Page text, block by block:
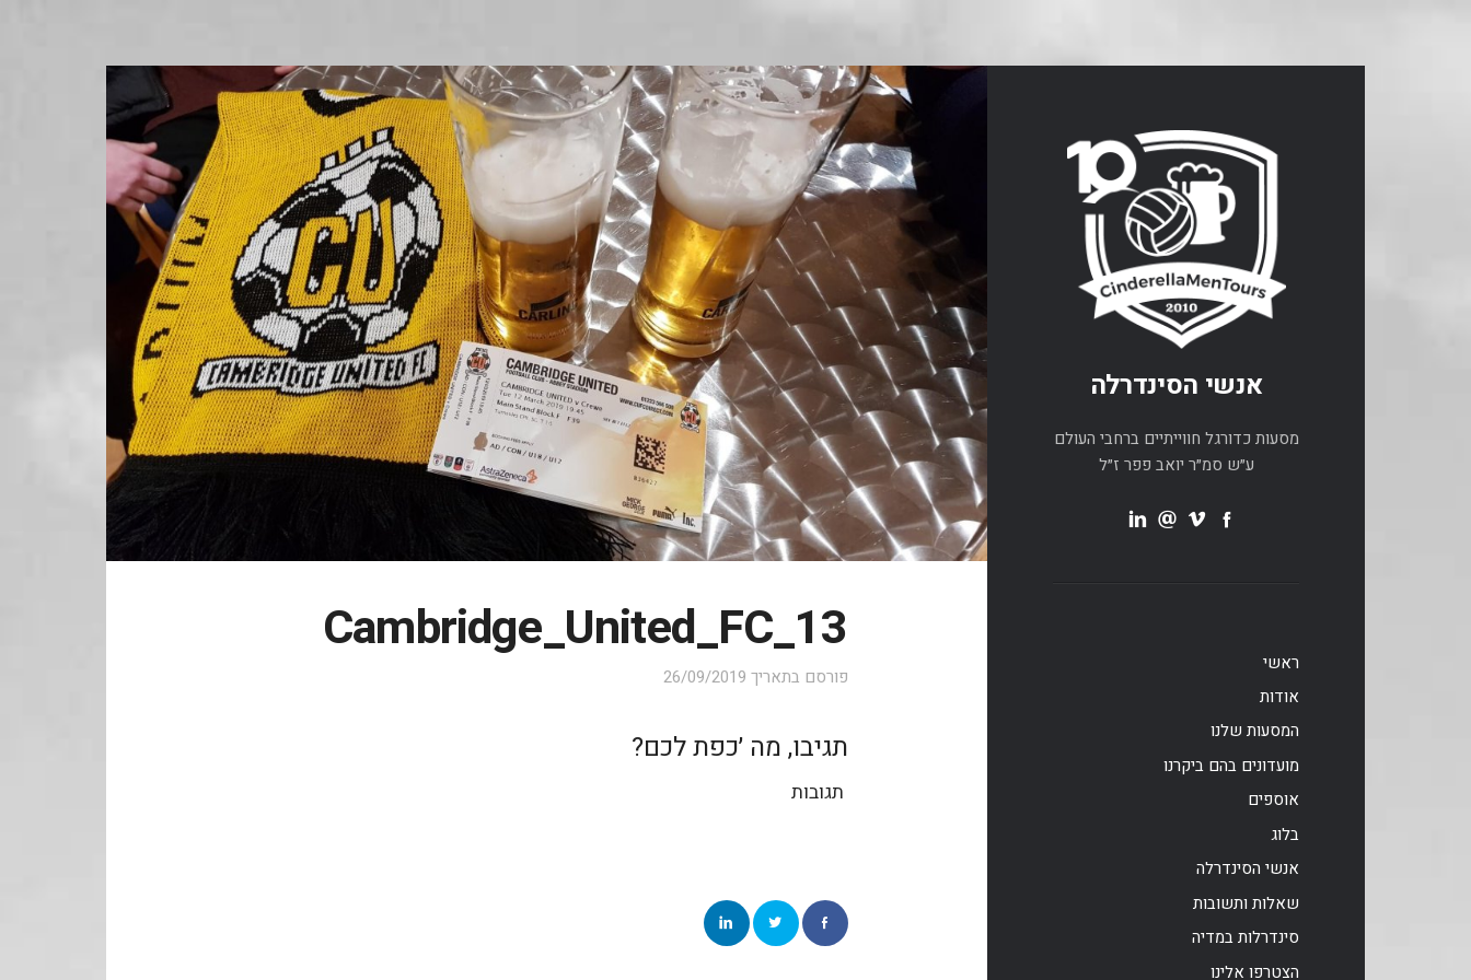
אנשי הסינדרלה
מסעות כדורגל חווייתיים ברחבי העולם
ע״ש סמ״ר יואב פפר ז״ל
ראשי
אודות
המסעות שלנו
מועדונים בהם ביקרנו
אוספים
בלוג
אנשי הסינדרלה
שאלות ותשובות
סינדרלות במדיה
הצטרפו אלינו
Cambridge_United_FC_13
פורסם בתאריך 26/09/2019
תגיבו, מה ׳כפת לכם?
תגובות